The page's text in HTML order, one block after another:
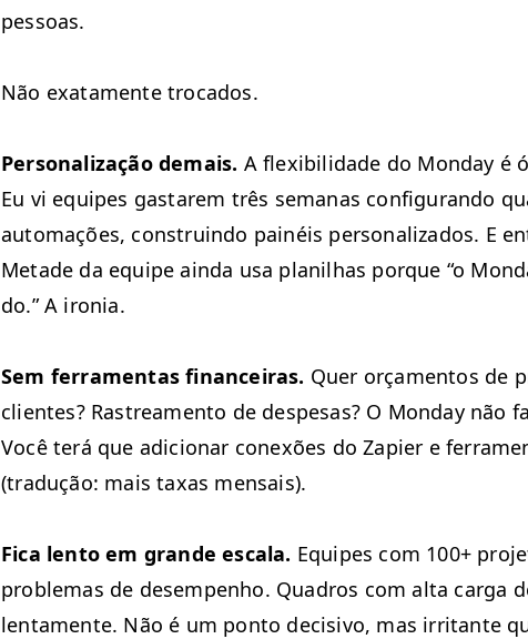
pessoas.
Não exata­mente trocados.
Per­son­al­iza­ção demais. A flex­i­bil­i­dade do Mon­day é
Eu vi equipes gastarem três sem­anas con­fig­u­ran­do
automações, con­stru­in­do painéis per­son­al­iza­dos. E
Metade da equipe ain­da usa planil­has porque “o
do.” A ironia.
Sem fer­ra­men­tas finan­ceiras. Quer orça­men­tos de
clientes? Ras­trea­men­to de despe­sas? O Mon­day não
Você terá que adi­cionar conexões do Zapi­er e
(tradução: mais taxas mensais).
Fica lento em grande escala. Equipes com 100+
prob­le­mas de desem­pen­ho. Quadros com alta car­ga
lenta­mente. Não é um pon­to deci­si­vo, mas irri­tante